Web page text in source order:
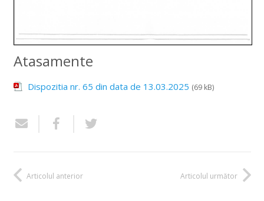
Atasamente
Dispozitia nr. 65 din data de 13.03.2025 (69 kB)
Articolul anterior Articolul următor